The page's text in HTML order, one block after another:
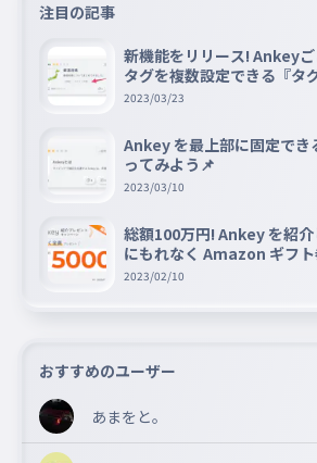
注目の記事
新機能をリリース! Ankey
タグを複数設定できる『タ
2023/03/23
Ankey を最上部に固定でき
ってみよう📌
2023/03/10
総額100万円! Ankey を紹
にもれなく Amazon ギフ
ゼントキャンペーン!!
2023/02/10
おすすめのユーザー
あまをと。